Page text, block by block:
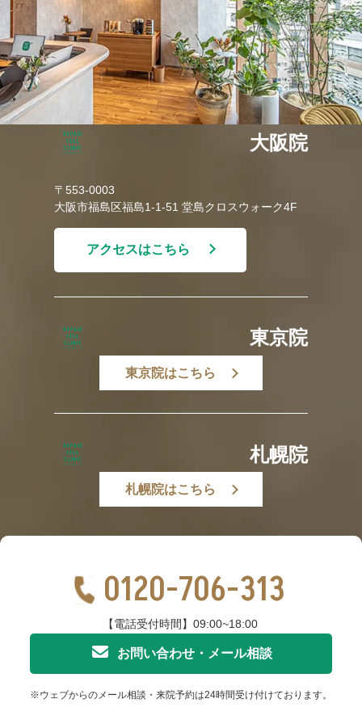
大阪院
〒553-0003
大阪市福島区福島1-1-51 堂島クロスウォーク4F
アクセスはこちら
東京院
東京院はこちら
札幌院
札幌院はこちら
0120-706-313
【電話受付時間】09:00~18:00
お問い合わせ・メール相談
※ウェブからのメール相談・来院予約は24時間受け付けております。